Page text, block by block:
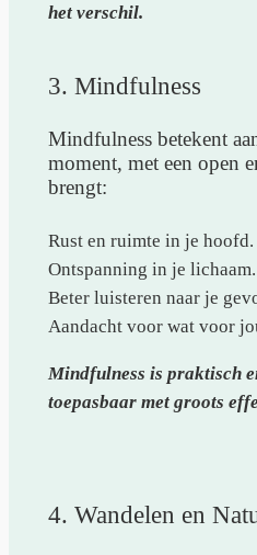
het verschil.
3. Mindfulness
Mindfulness betekent
moment, met een open
brengt:
Rust en ruimte in je hoofd.
Ontspanning in je lichaam.
Beter luisteren naar je
Aandacht voor wat voor
Mindfulness is praktisch
toepasbaar met groots
4. Wandelen en